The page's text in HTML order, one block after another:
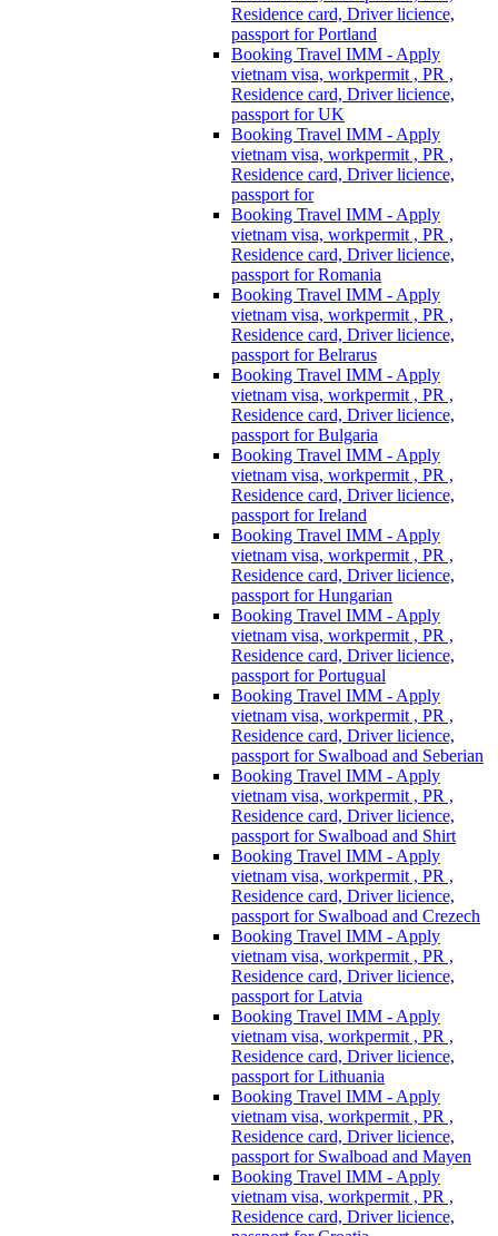
Residence card, Driver licience,
passport for Portland
Booking Travel IMM - Apply
vietnam visa, workpermit , PR ,
Residence card, Driver licience,
passport for UK
Booking Travel IMM - Apply
vietnam visa, workpermit , PR ,
Residence card, Driver licience,
passport for
Booking Travel IMM - Apply
vietnam visa, workpermit , PR ,
Residence card, Driver licience,
passport for Romania
Booking Travel IMM - Apply
vietnam visa, workpermit , PR ,
Residence card, Driver licience,
passport for Belrarus
Booking Travel IMM - Apply
vietnam visa, workpermit , PR ,
Residence card, Driver licience,
passport for Bulgaria
Booking Travel IMM - Apply
vietnam visa, workpermit , PR ,
Residence card, Driver licience,
passport for Ireland
Booking Travel IMM - Apply
vietnam visa, workpermit , PR ,
Residence card, Driver licience,
passport for Hungarian
Booking Travel IMM - Apply
vietnam visa, workpermit , PR ,
Residence card, Driver licience,
passport for Portugual
Booking Travel IMM - Apply
vietnam visa, workpermit , PR ,
Residence card, Driver licience,
passport for Swalboad and Seberian
Booking Travel IMM - Apply
vietnam visa, workpermit , PR ,
Residence card, Driver licience,
passport for Swalboad and Shirt
Booking Travel IMM - Apply
vietnam visa, workpermit , PR ,
Residence card, Driver licience,
passport for Swalboad and Crezech
Booking Travel IMM - Apply
vietnam visa, workpermit , PR ,
Residence card, Driver licience,
passport for Latvia
Booking Travel IMM - Apply
vietnam visa, workpermit , PR ,
Residence card, Driver licience,
passport for Lithuania
Booking Travel IMM - Apply
vietnam visa, workpermit , PR ,
Residence card, Driver licience,
passport for Swalboad and Mayen
Booking Travel IMM - Apply
vietnam visa, workpermit , PR ,
Residence card, Driver licience,